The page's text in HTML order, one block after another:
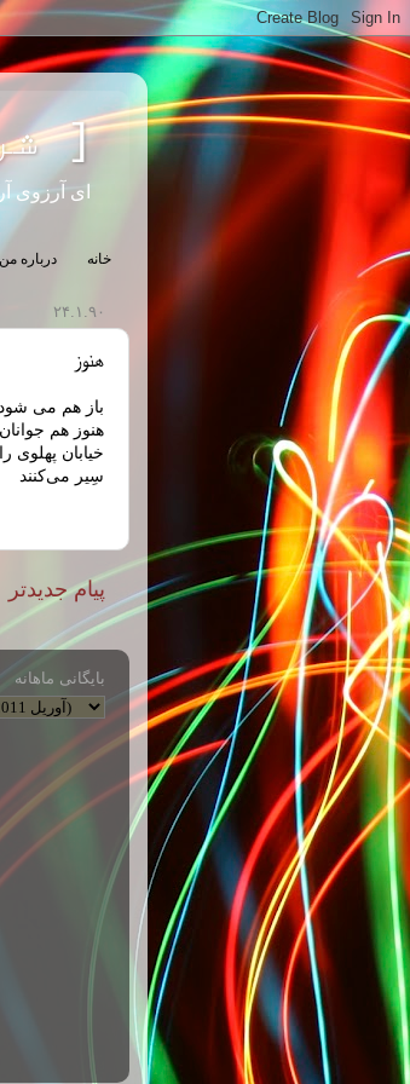
[
ای آرزوی
خانه درباره من
۲۴.۱.۹۰
هنوز
باز هم می شود
هنوز هم
خیابان پهلوی را
سِیر می‌کنند
پیام جدیدتر
بایگانی ماهانه